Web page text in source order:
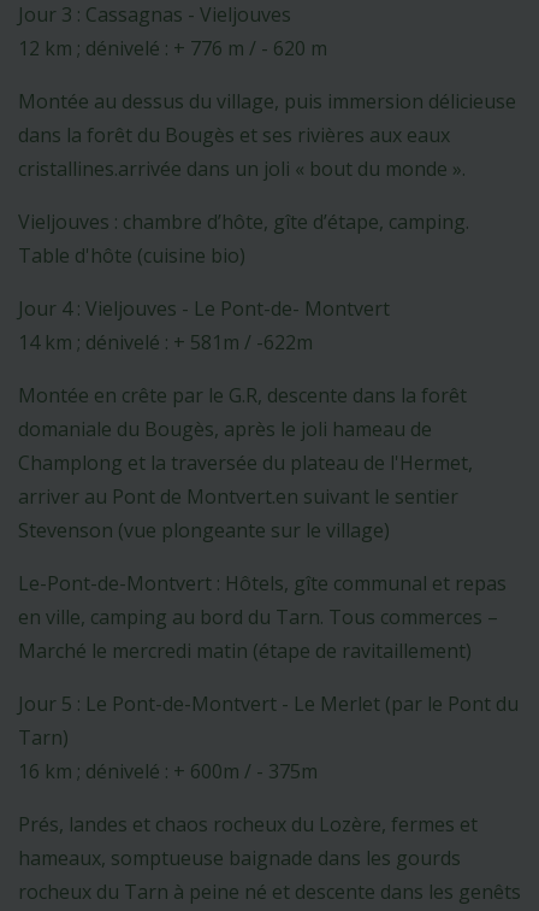
Jour 3 : Cassagnas - Vieljouves
12 km ; dénivelé : + 776 m / - 620 m
Montée au dessus du village, puis immersion délicieuse
dans la forêt du Bougès et ses rivières aux eaux
cristallines.arrivée dans un joli « bout du monde ».
Vieljouves : chambre d’hôte, gîte d’étape, camping.
Table d'hôte (cuisine bio)
Jour 4 : Vieljouves - Le Pont-de- Montvert
14 km ; dénivelé : + 581m / -622m
Montée en crête par le G.R, descente dans la forêt
domaniale du Bougès, après le joli hameau de
Champlong et la traversée du plateau de l'Hermet,
arriver au Pont de Montvert.en suivant le sentier
Stevenson (vue plongeante sur le village)
Le-Pont-de-Montvert : Hôtels, gîte communal et repas
en ville, camping au bord du Tarn. Tous commerces –
Marché le mercredi matin (étape de ravitaillement)
Jour 5 : Le Pont-de-Montvert - Le Merlet (par le Pont du
Tarn)
16 km ; dénivelé : + 600m / - 375m
Prés, landes et chaos rocheux du Lozère, fermes et
hameaux, somptueuse baignade dans les gourds
rocheux du Tarn à peine né et descente dans les genêts